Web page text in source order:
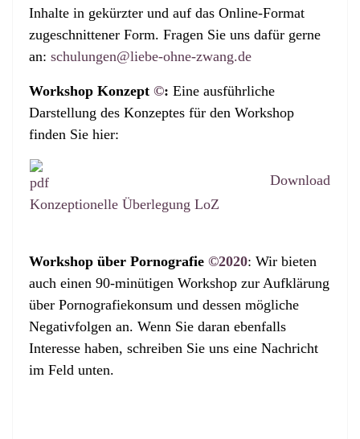
Inhalte in gekürzter und auf das Online-Format
zugeschnittener Form. Fragen Sie uns dafür gerne
an: schulungen@liebe-ohne-zwang.de
Workshop Konzept ©: Eine ausführliche
Darstellung des Konzeptes für den Workshop
finden Sie hier:
Konzeptionelle Überlegung LoZ
Download
Workshop über Pornografie ©2020: Wir bieten
auch einen 90-minütigen Workshop zur Aufklärung
über Pornografiekonsum und dessen mögliche
Negativfolgen an. Wenn Sie daran ebenfalls
Interesse haben, schreiben Sie uns eine Nachricht
im Feld unten.